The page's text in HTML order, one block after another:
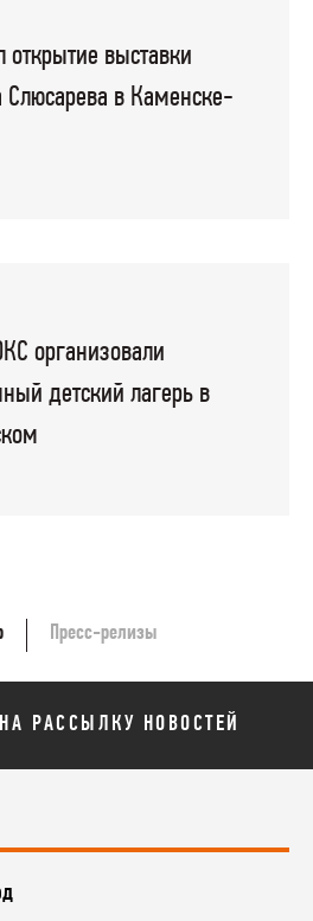
выставки
в Каменске-
организовали
детский лагерь в
Пресс-релизы
РАССЫЛКУ НОВОСТЕЙ